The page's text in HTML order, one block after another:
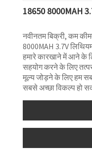
18650 8000MAH
नवीनतम बिक्री, कम
8000MAH 3.7V
हमारे कारखाने में आने के
सहयोग करने के लिए
मूल्य जोड़ने के लिए हम
सबसे अच्छा विकल्प हो